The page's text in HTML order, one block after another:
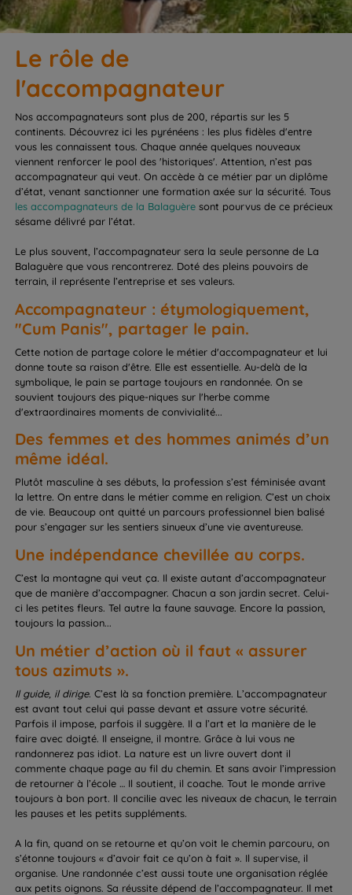
Le rôle de
l'accompagnateur
Nos accompagnateurs sont plus de 200, répartis sur les 5
continents. Découvrez ici les pyrénéens : les plus fidèles d'entre
vous les connaissent tous. Chaque année quelques nouveaux
viennent renforcer le pool des 'historiques'. Attention, n’est pas
accompagnateur qui veut. On accède à ce métier par un diplôme
d’état, venant sanctionner une formation axée sur la sécurité. Tous
les accompagnateurs de la Balaguère sont pourvus de ce précieux
sésame délivré par l’état.
Le plus souvent, l’accompagnateur sera la seule personne de La
Balaguère que vous rencontrerez. Doté des pleins pouvoirs de
terrain, il représente l’entreprise et ses valeurs.
Accompagnateur : étymologiquement,
"Cum Panis", partager le pain.
Cette notion de partage colore le métier d'accompagnateur et lui
donne toute sa raison d'être. Elle est essentielle. Au-delà de la
symbolique, le pain se partage toujours en randonnée. On se
souvient toujours des pique-niques sur l'herbe comme
d'extraordinaires moments de convivialité...
Des femmes et des hommes animés d’un
même idéal.
Plutôt masculine à ses débuts, la profession s’est féminisée avant
la lettre. On entre dans le métier comme en religion. C’est un choix
de vie. Beaucoup ont quitté un parcours professionnel bien balisé
pour s’engager sur les sentiers sinueux d’une vie aventureuse.
Une indépendance chevillée au corps.
C’est la montagne qui veut ça. Il existe autant d’accompagnateur
que de manière d’accompagner. Chacun a son jardin secret. Celui-
ci les petites fleurs. Tel autre la faune sauvage. Encore la passion,
toujours la passion...
Un métier d’action où il faut « assurer
tous azimuts ».
Il guide, il dirige. C’est là sa fonction première. L’accompagnateur
est avant tout celui qui passe devant et assure votre sécurité.
Parfois il impose, parfois il suggère. Il a l’art et la manière de le
faire avec doigté. Il enseigne, il montre. Grâce à lui vous ne
randonnerez pas idiot. La nature est un livre ouvert dont il
commente chaque page au fil du chemin. Et sans avoir l’impression
de retourner à l’école … Il soutient, il coache. Tout le monde arrive
toujours à bon port. Il concilie avec les niveaux de chacun, le terrain
les pauses et les petits suppléments.
A la fin, quand on se retourne et qu’on voit le chemin parcouru, on
s’étonne toujours « d’avoir fait ce qu’on à fait ». Il supervise, il
organise. Une randonnée c’est aussi toute une organisation réglée
aux petits oignons. Sa réussite dépend de l’accompagnateur. Il met